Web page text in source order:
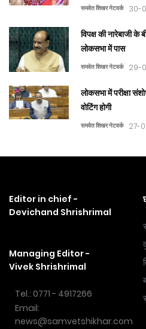
समवेत शिखर नेटवर्क 30-
विपक्ष की नारेबाजी
लोकसभा में पास
समवेत शिखर नेटवर्क 29-
लोकसभा में परीक्षा
वोटिंग होगी
समवेत शिखर नेटवर्क 27-
Editor in chief -
Devichand Shrishrimal
Managing Editor -
Vivek Shrishrimal
Tel.: 0771 - 4917266
Email:
news@samvetshikhar.com